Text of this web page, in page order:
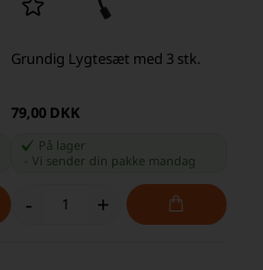
Grundig Lygtesæt med 3 stk.
79,00 DKK
På lager
Vi sender din pakke mandag
- +